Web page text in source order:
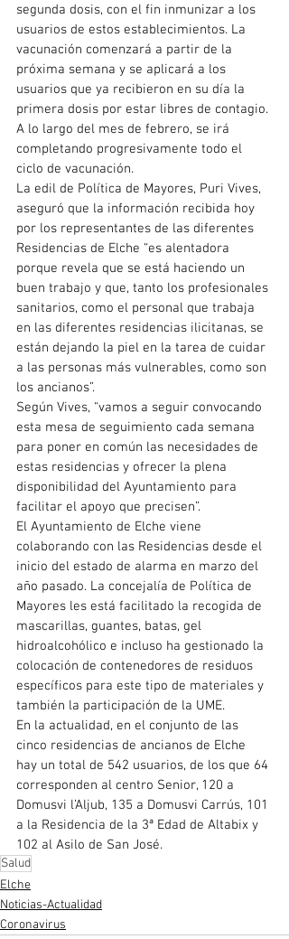
segunda dosis, con el fin inmunizar a los
usuarios de estos establecimientos. La
vacunación comenzará a partir de la
próxima semana y se aplicará a los
usuarios que ya recibieron en su día la
primera dosis por estar libres de contagio.
A lo largo del mes de febrero, se irá
completando progresivamente todo el
ciclo de vacunación.
La edil de Política de Mayores, Puri Vives,
aseguró que la información recibida hoy
por los representantes de las diferentes
Residencias de Elche “es alentadora
porque revela que se está haciendo un
buen trabajo y que, tanto los profesionales
sanitarios, como el personal que trabaja
en las diferentes residencias ilicitanas, se
están dejando la piel en la tarea de cuidar
a las personas más vulnerables, como son
los ancianos”.
Según Vives, “vamos a seguir convocando
esta mesa de seguimiento cada semana
para poner en común las necesidades de
estas residencias y ofrecer la plena
disponibilidad del Ayuntamiento para
facilitar el apoyo que precisen”.
El Ayuntamiento de Elche viene
colaborando con las Residencias desde el
inicio del estado de alarma en marzo del
año pasado. La concejalía de Política de
Mayores les está facilitado la recogida de
mascarillas, guantes, batas, gel
hidroalcohólico e incluso ha gestionado la
colocación de contenedores de residuos
específicos para este tipo de materiales y
también la participación de la UME.
En la actualidad, en el conjunto de las
cinco residencias de ancianos de Elche
hay un total de 542 usuarios, de los que 64
corresponden al centro Senior, 120 a
Domusvi l’Aljub, 135 a Domusvi Carrús, 101
a la Residencia de la 3ª Edad de Altabix y
102 al Asilo de San José.
Salud
Elche
Noticias-Actualidad
Coronavirus